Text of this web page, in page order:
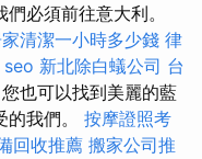
必須前往意大利。
家清潔一小時多少錢 律
新北除白蟻公司 台
也可以找到美麗的藍
我們。 按摩證照考
回收推薦 搬家公司推